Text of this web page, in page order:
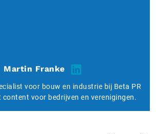
Martin Franke
voor bouw en industrie bij Beta PR
content voor bedrijven en verenigingen.